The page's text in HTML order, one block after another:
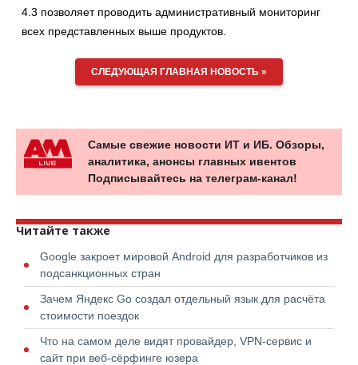
4.3 позволяет проводить административный мониторинг
всех представленных выше продуктов.
СЛЕДУЮЩАЯ ГЛАВНАЯ НОВОСТЬ »
Самые свежие новости ИТ и ИБ. Обзоры,
аналитика, анонсы главных ивентов
Подписывайтесь на телеграм-канал!
Читайте также
Google закроет мировой Android для разработчиков из
подсанкционных стран
Зачем Яндекс Go создал отдельный язык для расчёта
стоимости поездок
Что на самом деле видят провайдер, VPN-сервис и
сайт при веб-сёрфинге юзера